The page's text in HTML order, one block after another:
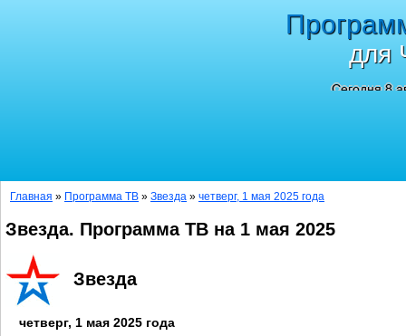
для
Сегодня 8
Главная » Программа ТВ » Звезда » четверг, 1 мая 2025 года
Звезда. Программа ТВ на 1 мая 2025
Звезда
четверг, 1 мая 2025 года